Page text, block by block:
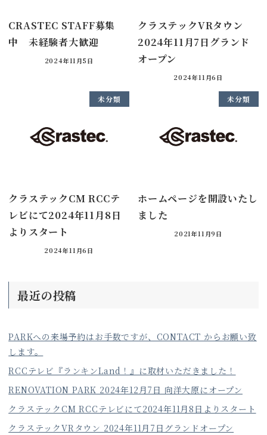
CRASTEC STAFF募集
中 未経験者大歓迎
2024年11月5日
クラステックVRタウン
2024年11月7日グランド
オープン
2024年11月6日
未分類
クラステックCM RCCテ
レビにて2024年11月8日
よりスタート
2024年11月6日
未分類
ホームページを開設いたし
ました
2021年11月9日
最近の投稿
PARKへの来場予約はお手数ですが、CONTACT からお願い致
します。
RCCテレビ『ランキンLand！』に取材いただきました！
RENOVATION PARK 2024年12月7日 向洋大原にオープン
クラステックCM RCCテレビにて2024年11月8日よりスタート
クラステックVRタウン 2024年11月7日グランドオープン